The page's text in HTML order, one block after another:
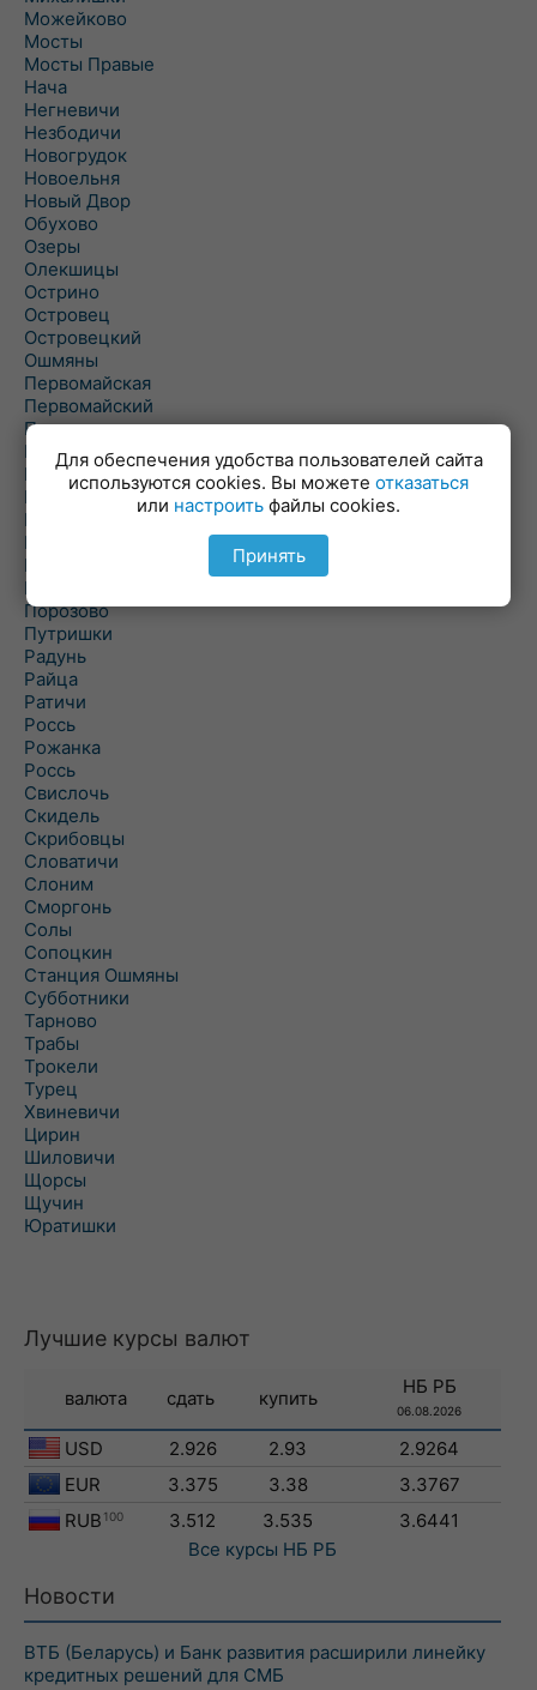
Можейково
Мосты
Мосты Правые
Нача
Негневичи
Незбодичи
Новогрудок
Новоельня
Новый Двор
Обухово
Озеры
Олекшицы
Острино
Островец
Островецкий
Ошмяны
Первомайская
Первомайский
Пески
Петревичи
Погородно
Пограничный
Подлабенье
Подольцы
Подороск
Поречье
Порозово
Путришки
Радунь
Райца
Ратичи
Роcсь
Рожанка
Россь
Свислочь
Скидель
Скрибовцы
Словатичи
Слоним
Сморгонь
Солы
Сопоцкин
Станция Ошмяны
Субботники
Тарново
Трабы
Трокели
Турец
Хвиневичи
Цирин
Шиловичи
Щорсы
Щучин
Юратишки
Лучшие курсы валют
валюта сдать купить
НБ РБ
06.08.2026
USD 2.926 2.93
2.9264
EUR
3.375 3.38
3.3767
RUB 100 3.512 3.535
3.6441
Все курсы НБ РБ
Новости
ВТБ (Беларусь) и Банк развития расширили линейку
кредитных решений для СМБ
Для обеспечения удобства пользователей сайта
используются cookies. Вы можете отказаться
или настроить файлы cookies.
Принять